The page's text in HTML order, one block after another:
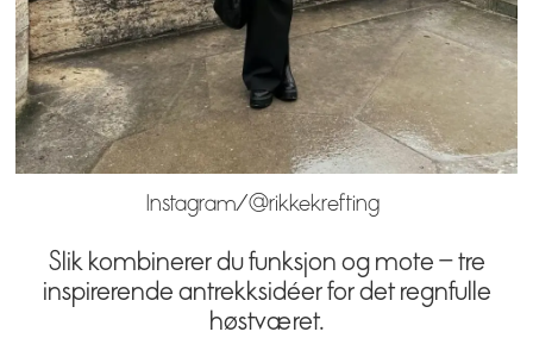
Instagram/@rikkekrefting
Slik kombinerer du funksjon og mote – tre
inspirerende antrekksidéer for det regnfulle
høstværet.